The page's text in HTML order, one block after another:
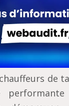
de
performante